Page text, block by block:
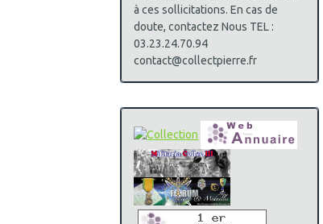
à ces sollicitations. En cas de
doute, contactez Nous TEL :
03.23.24.70.94
contact@collectpierre.fr